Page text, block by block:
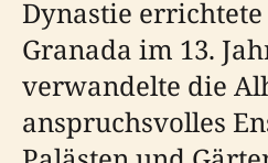
Dynastie
Granada im 13.
verwandelte die
anspruchsvolles